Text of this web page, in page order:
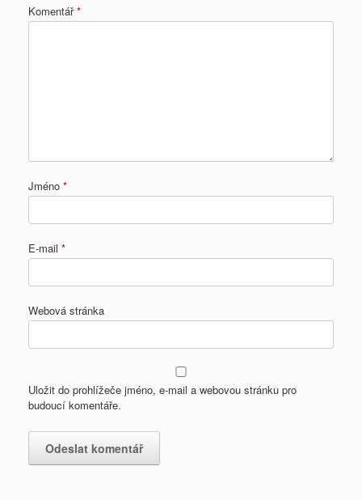
Komentář*
Jméno *
E-mail *
Webová stránka
Uložit do prohlížeče jméno, e-mail a webovou stránku pro
budoucí komentáře.